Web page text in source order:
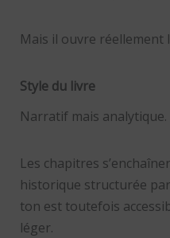
Mais il ouvre réellement
Style du livre
Narratif mais analytique.
Les chapitres
historique structurée
ton est toutefois
léger.